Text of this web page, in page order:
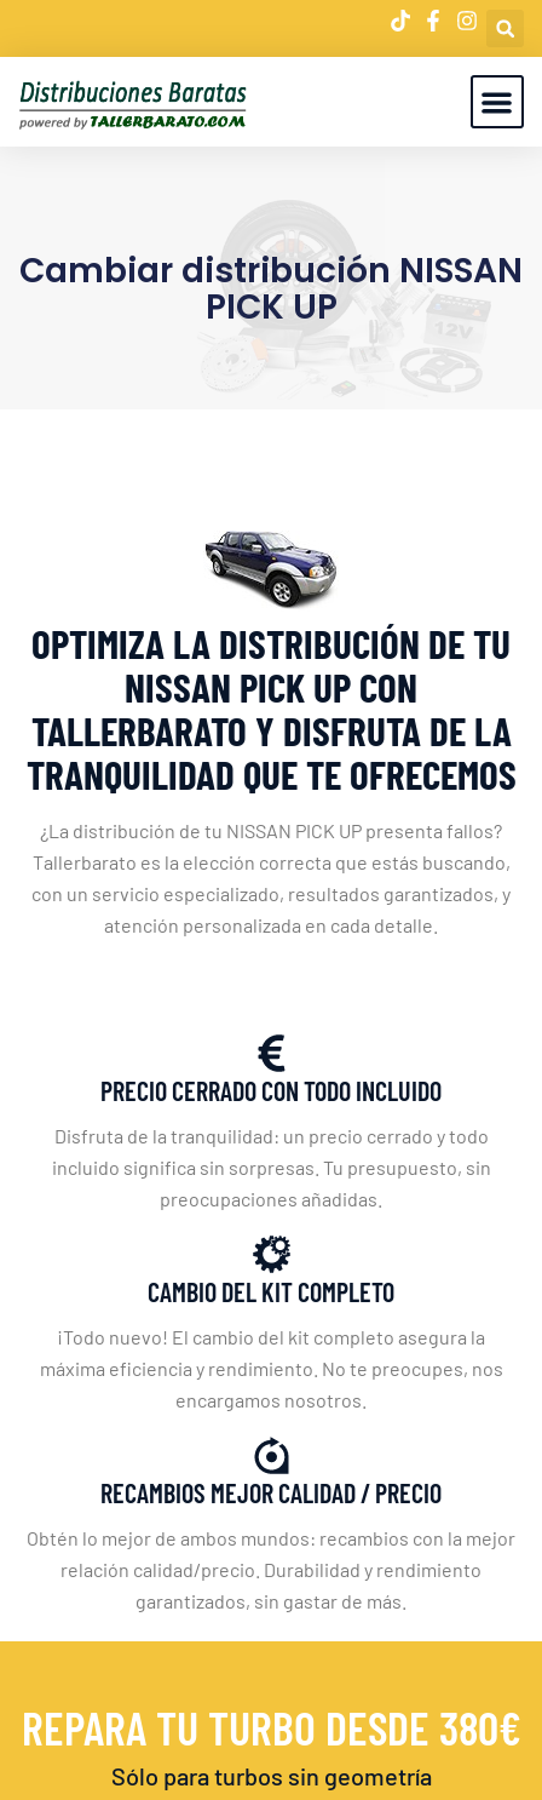
Cambiar distribución NISSAN
PICK UP
OPTIMIZA LA DISTRIBUCIÓN DE TU
NISSAN PICK UP CON
TALLERBARATO Y DISFRUTA DE LA
TRANQUILIDAD QUE TE OFRECEMOS
¿La distribución de tu NISSAN PICK UP presenta fallos?
Tallerbarato es la elección correcta que estás buscando,
con un servicio especializado, resultados garantizados, y
atención personalizada en cada detalle.
PRECIO CERRADO CON TODO INCLUIDO
Disfruta de la tranquilidad: un precio cerrado y todo
incluido significa sin sorpresas. Tu presupuesto, sin
preocupaciones añadidas.
CAMBIO DEL KIT COMPLETO
¡Todo nuevo! El cambio del kit completo asegura la
máxima eficiencia y rendimiento. No te preocupes, nos
encargamos nosotros.
RECAMBIOS MEJOR CALIDAD / PRECIO
Obtén lo mejor de ambos mundos: recambios con la mejor
relación calidad/precio. Durabilidad y rendimiento
garantizados, sin gastar de más.
REPARA TU TURBO DESDE 380€
Sólo para turbos sin geometría